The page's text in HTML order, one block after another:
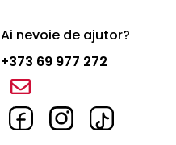
Ai nevoie de ajutor?
+373 69 977 272